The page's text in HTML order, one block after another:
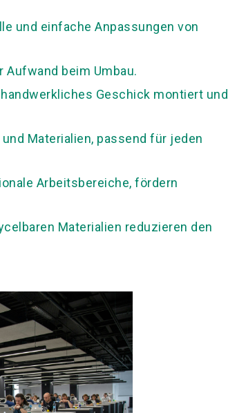
und einfache Anpassungen von
Aufwand beim Umbau.
Geschick montiert und
Materialien, passend für jeden
Arbeitsbereiche, fördern
Materialien reduzieren den